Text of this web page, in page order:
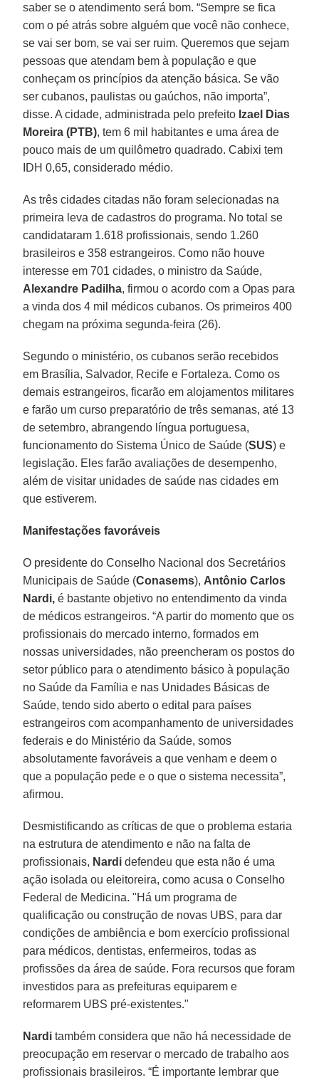
saber se o atendimento será bom. “Sempre se fica
com o pé atrás sobre alguém que você não conhece,
se vai ser bom, se vai ser ruim. Queremos que sejam
pessoas que atendam bem à população e que
conheçam os princípios da atenção básica. Se vão
ser cubanos, paulistas ou gaúchos, não importa”,
disse. A cidade, administrada pelo prefeito Izael Dias
Moreira (PTB), tem 6 mil habitantes e uma área de
pouco mais de um quilômetro quadrado. Cabixi tem
IDH 0,65, considerado médio.
As três cidades citadas não foram selecionadas na
primeira leva de cadastros do programa. No total se
candidataram 1.618 profissionais, sendo 1.260
brasileiros e 358 estrangeiros. Como não houve
interesse em 701 cidades, o ministro da Saúde,
Alexandre Padilha, firmou o acordo com a Opas para
a vinda dos 4 mil médicos cubanos. Os primeiros 400
chegam na próxima segunda-feira (26).
Segundo o ministério, os cubanos serão recebidos
em Brasília, Salvador, Recife e Fortaleza. Como os
demais estrangeiros, ficarão em alojamentos militares
e farão um curso preparatório de três semanas, até 13
de setembro, abrangendo língua portuguesa,
funcionamento do Sistema Único de Saúde (SUS) e
legislação. Eles farão avaliações de desempenho,
além de visitar unidades de saúde nas cidades em
que estiverem.
Manifestações favoráveis
O presidente do Conselho Nacional dos Secretários
Municipais de Saúde (Conasems), Antônio Carlos
Nardi, é bastante objetivo no entendimento da vinda
de médicos estrangeiros. “A partir do momento que os
profissionais do mercado interno, formados em
nossas universidades, não preencheram os postos do
setor público para o atendimento básico à população
no Saúde da Família e nas Unidades Básicas de
Saúde, tendo sido aberto o edital para países
estrangeiros com acompanhamento de universidades
federais e do Ministério da Saúde, somos
absolutamente favoráveis a que venham e deem o
que a população pede e o que o sistema necessita”,
afirmou.
Desmistificando as críticas de que o problema estaria
na estrutura de atendimento e não na falta de
profissionais, Nardi defendeu que esta não é uma
ação isolada ou eleitoreira, como acusa o Conselho
Federal de Medicina. "Há um programa de
qualificação ou construção de novas UBS, para dar
condições de ambiência e bom exercício profissional
para médicos, dentistas, enfermeiros, todas as
profissões da área de saúde. Fora recursos que foram
investidos para as prefeituras equiparem e
reformarem UBS pré-existentes."
Nardi também considera que não há necessidade de
preocupação em reservar o mercado de trabalho aos
profissionais brasileiros. “É importante lembrar que